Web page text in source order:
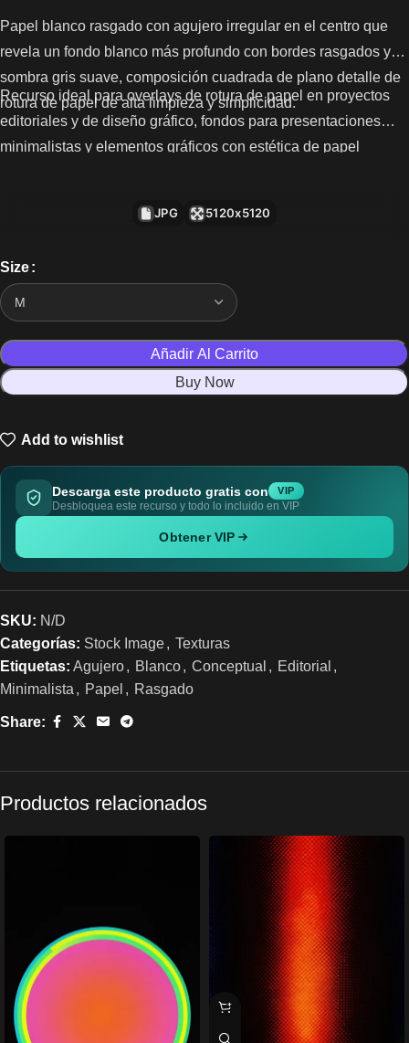
Papel blanco rasgado con agujero irregular en el centro que
revela un fondo blanco más profundo con bordes rasgados y
sombra gris suave, composición cuadrada de plano detalle de
rotura de papel de alta limpieza y simplicidad.
Recurso ideal para overlays de rotura de papel en proyectos
editoriales y de diseño gráfico, fondos para presentaciones
minimalistas y elementos gráficos con estética de papel
JPG 5120x5120
Size
Añadir Al Carrito
Buy Now
Add to wishlist
Descarga este producto gratis con VIP
Desbloquea este recurso y todo lo incluido en VIP
Obtener VIP
SKU: N/D
Categorías: Stock Image, Texturas
Etiquetas: Agujero, Blanco, Conceptual , Editorial ,
Minimalista , Papel , Rasgado
Share:
Productos relacionados